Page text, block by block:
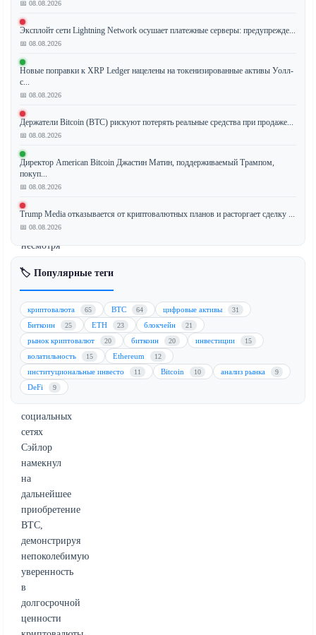
Майкл
Сэйлор,
сооснователь
компании
(ранее
MicroStrategy),
намекнул
на
продолжение
покупок
биткоина
(BTC),
несмотря
устойчивое
снижение
стоимости
акций
компании.
В
недавнем
посте
социальных
сетях
Сэйлор
намекнул
на
дальнейшее
приобретение
BTC,
демонстрируя
непоколебимую
уверенность
в
долгосрочной
ценности
📅 08.08.2026
Эксплойт сети Lightning Network осушает платежные серверы: предупрежде...
📅 08.08.2026
Новые поправки к XRP Ledger нацелены на токенизированные активы Уолл-
с...
📅 08.08.2026
Держатели Bitcoin (BTC) рискуют потерять реальные средства при продаже...
📅 08.08.2026
Директор American Bitcoin Джастин Матин, поддерживаемый Трампом,
покуп...
📅 08.08.2026
Trump Media отказывается от криптовалютных планов и расторгает сделку ...
📅 08.08.2026
🏷️ Популярные теги
криптовалюта 65 BTC 64 цифровые активы 31
Биткоин 25 ETH 23 блокчейн 21
рынок криптовалют 20 биткоин 20 инвестиции 15
волатильность 15 Ethereum 12
институциональные инвесто 11 Bitcoin 10 анализ рынка 9
DeFi 9